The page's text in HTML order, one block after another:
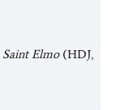
Saint Elmo(HDJ,